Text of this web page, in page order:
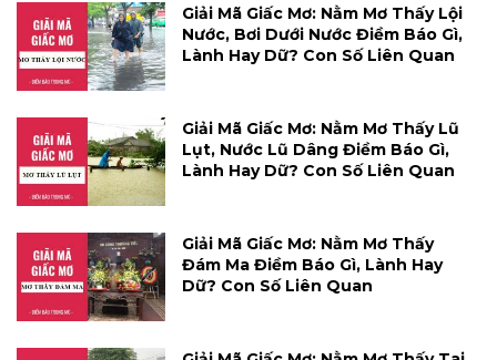
Giải Mã Giấc Mơ: Nằm Mơ Thấy Lội
Nước, Bơi Dưới Nước Điềm Báo Gì,
Lành Hay Dữ? Con Số Liên Quan
Giải Mã Giấc Mơ: Nằm Mơ Thấy Lũ
Lụt, Nước Lũ Dâng Điềm Báo Gì,
Lành Hay Dữ? Con Số Liên Quan
Giải Mã Giấc Mơ: Nằm Mơ Thấy
Đám Ma Điềm Báo Gì, Lành Hay
Dữ? Con Số Liên Quan